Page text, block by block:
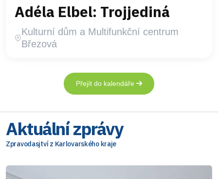
Adéla Elbel: Trojjediná
Kulturní dům a Multifunkční centrum
Březová
Přejít do kalendáře
Aktuální zprávy
Zpravodasjtví z Karlovarského kraje